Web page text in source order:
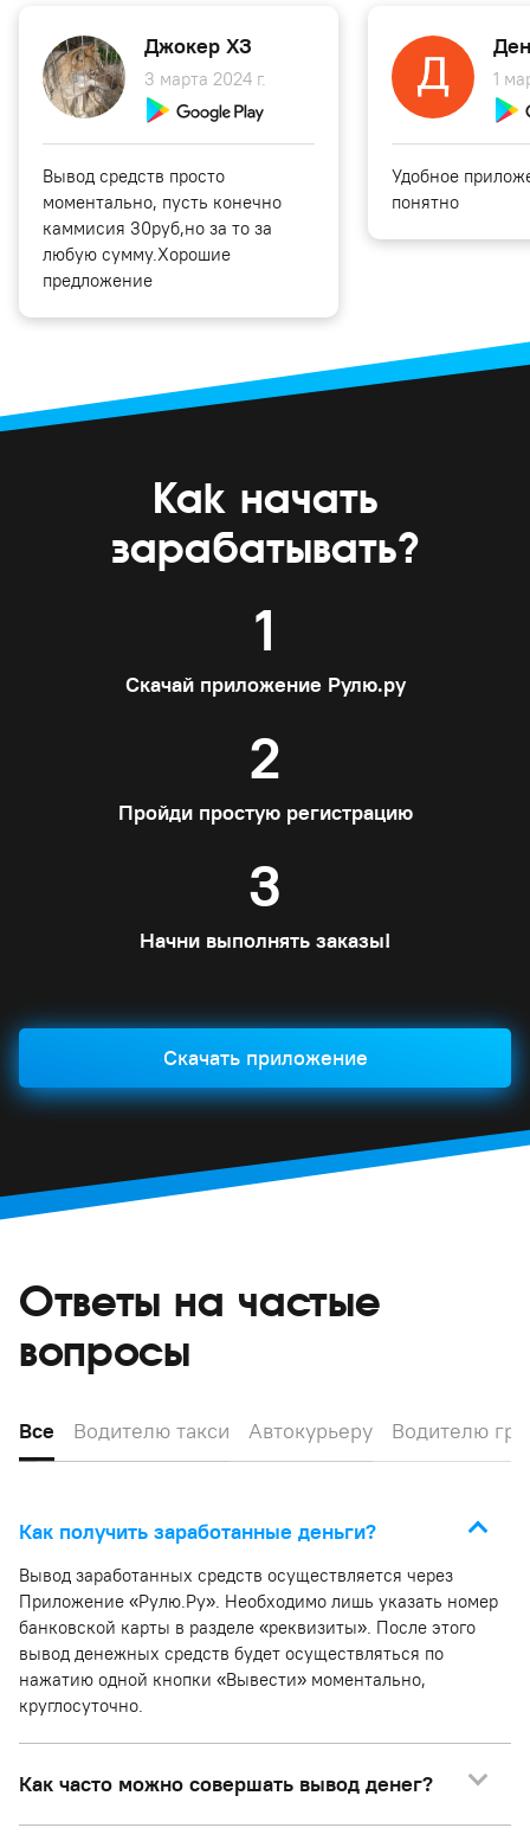
Джокер ХЗ
3 марта 2024 г.
Вывод средств просто
моментально, пусть конечно
каммисия 30руб,но за то за
любую сумму.Хорошие
предложение
1
Удобное
понятно
Как начать
зарабатывать?
1
Скачай приложение Рулю.ру
2
Пройди простую регистрацию
3
Начни выполнять заказы!
Скачать приложение
Ответы на частые
вопросы
Все Водителю такси Автокурьеру Водителю
Как получить заработанные деньги?
Вывод заработанных средств осуществляется через
Приложение «Рулю.Ру». Необходимо лишь указать номер
банковской карты в разделе «реквизиты». После этого
вывод денежных средств будет осуществляться по
нажатию одной кнопки «Вывести» моментально,
круглосуточно.
Как часто можно совершать вывод денег?